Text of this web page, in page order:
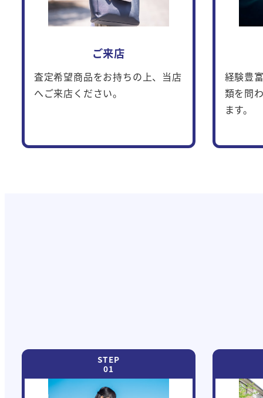
ご来店
査定希望商品をお持ちの上、当店
へご来店ください。
経験豊
類を問
ます。